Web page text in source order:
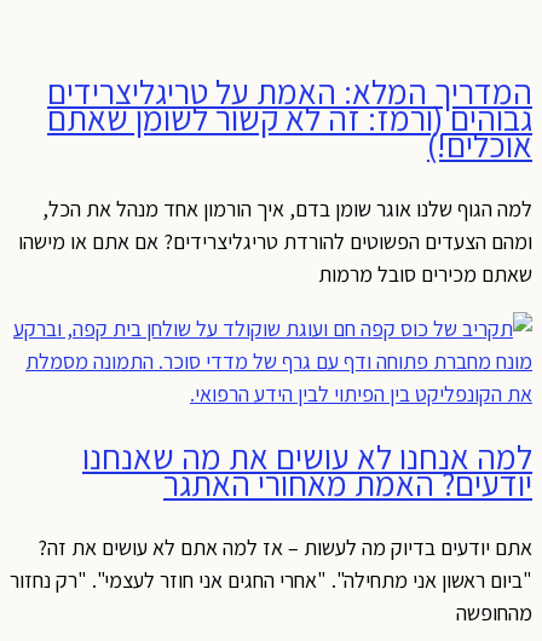
המדריך המלא: האמת על טריגליצרידים
גבוהים (ורמז: זה לא קשור לשומן שאתם
אוכלים!)
למה הגוף שלנו אוגר שומן בדם, איך הורמון אחד מנהל את הכל,
ומהם הצעדים הפשוטים להורדת טריגליצרידים? אם אתם או מישהו
שאתם מכירים סובל מרמות
למה אנחנו לא עושים את מה שאנחנו
יודעים? האמת מאחורי האתגר
אתם יודעים בדיוק מה לעשות – אז למה אתם לא עושים את זה?
"ביום ראשון אני מתחילה". "אחרי החגים אני חוזר לעצמי". "רק נחזור
מהחופשה